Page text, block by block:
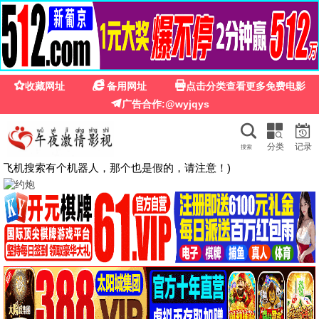
优优影院
海量高清影视 随心
观看
汇聚热门电影、热播剧集、经典动漫、爆款综艺，
每日更新
立即观看